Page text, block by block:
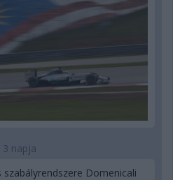
3 napja
Domenicali